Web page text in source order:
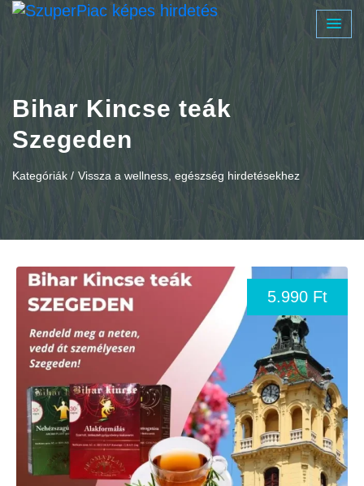
Bihar Kincse teák
Szegeden
Kategóriák / Vissza a wellness, egészség hirdetésekhez
5.990 Ft